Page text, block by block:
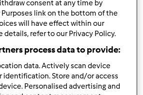
anch'io, anche in modo positivo se
dubito che possa costare così
e avere le stesse potenzialità,
vale tutti, sono tanti e ci
che non li valesse!
consent at any time by
link on the bottom of the
will have effect within our
details, refer to our Privacy Policy.
process data to provide:
data. Actively scan device
identification. Store and/or access
Personalised advertising and